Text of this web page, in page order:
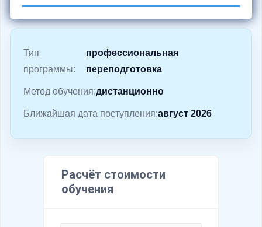
Тип
программы:
профессиональная
переподготовка
Метод обучения:дистанционно
Ближайшая дата поступления:август 2026